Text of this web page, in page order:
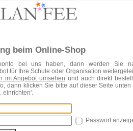
beim Online-Shop
bei uns haben, dann werden Sie
für Ihre Schule oder Organisation
im Angebot umsehen und auch direkt
dann klicken Sie bitte auf dieser Seite unten
einrichten'.
Passwort